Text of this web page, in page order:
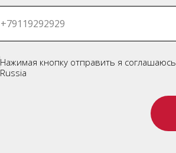
Нажимая кнопку отправить я соглашаюсь
Russia